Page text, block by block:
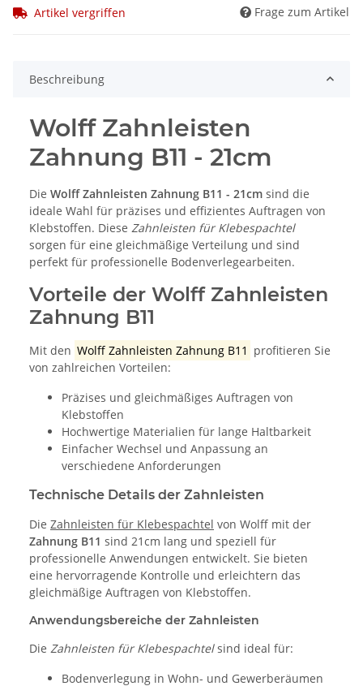
Artikel vergriffen Frage zum Artikel
Beschreibung
Wolff Zahnleisten
Zahnung B11 - 21cm
Die Wolff Zahnleisten Zahnung B11 - 21cm sind die
ideale Wahl für präzises und effizientes Auftragen von
Klebstoffen. Diese Zahnleisten für Klebespachtel
sorgen für eine gleichmäßige Verteilung und sind
perfekt für professionelle Bodenverlegearbeiten.
Vorteile der Wolff Zahnleisten
Zahnung B11
Mit den Wolff Zahnleisten Zahnung B11 profitieren Sie
von zahlreichen Vorteilen:
Präzises und gleichmäßiges Auftragen von
Klebstoffen
Hochwertige Materialien für lange Haltbarkeit
Einfacher Wechsel und Anpassung an
verschiedene Anforderungen
Technische Details der Zahnleisten
Die Zahnleisten für Klebespachtel von Wolff mit der
Zahnung B11 sind 21cm lang und speziell für
professionelle Anwendungen entwickelt. Sie bieten
eine hervorragende Kontrolle und erleichtern das
gleichmäßige Auftragen von Klebstoffen.
Anwendungsbereiche der Zahnleisten
Die Zahnleisten für Klebespachtelsind ideal für:
Bodenverlegung in Wohn- und Gewerberäumen